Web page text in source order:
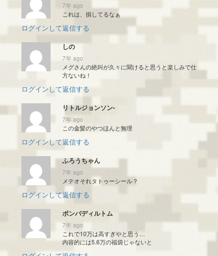
7年 ago
これは、損してるなぁ
ログインして返信する
しの
7年 ago
メグさんの絶叫が久々に聞けると思うと楽しみで仕
方ないね！
ログインして返信する
リトルジョンソン-
7年 ago
この金髪のやつほんと無理
ログインして返信する
ふろうちゃん
7年 ago
メテオそれタトゥーシール？
ログインして返信する
ボンバディルトム
7年 ago
これで10万は高すぎやと思う…
内容的には5.6万の福袋じゃないと